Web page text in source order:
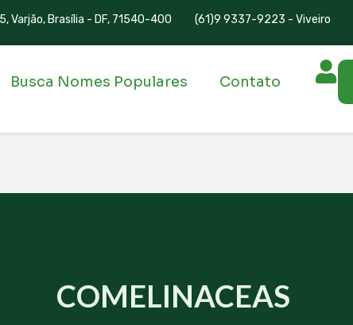
Varjão, Brasília - DF, 71540-400 (61)9 9337-9223 - Viveiro
Busca Nomes Populares Contato
COMELINACEAS